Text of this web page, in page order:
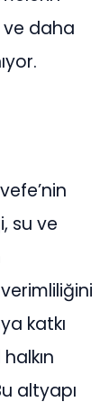
ve daha
su ve
katkı
altyapı